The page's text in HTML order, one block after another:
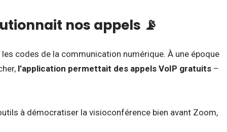
nos appels 📡
codes de la communication numérique. À une époque
l’application permettait des appels VoIP gratuits –
à démocratiser la visioconférence bien avant Zoom,